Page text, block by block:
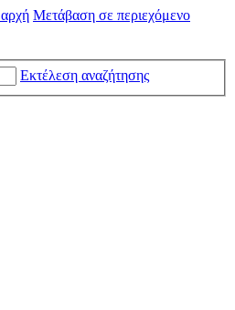
αρχή Μετάβαση σε περιεχόμενο
Εκτέλεση αναζήτησης